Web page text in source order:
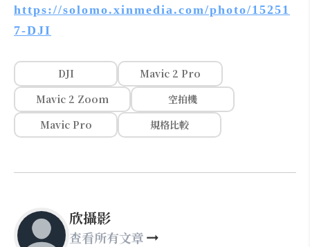
https://solomo.xinmedia.com/photo/15251
7-DJI
DJI
Mavic 2 Pro
Mavic 2 Zoom
空拍機
Mavic Pro
規格比較
欣攝影
查看所有文章